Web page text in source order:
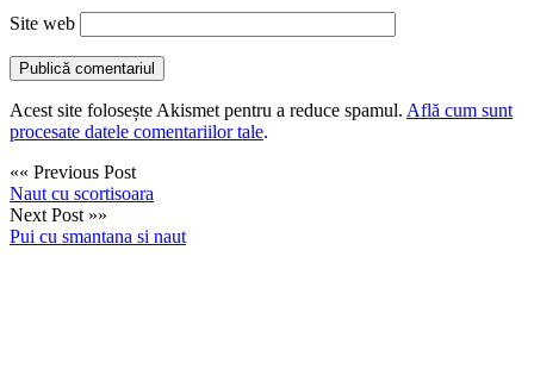
Site web
Acest site folosește Akismet pentru a reduce spamul. Află cum sunt
procesate datele comentariilor tale.
«« Previous Post
Naut cu scortisoara
Next Post »»
Pui cu smantana si naut